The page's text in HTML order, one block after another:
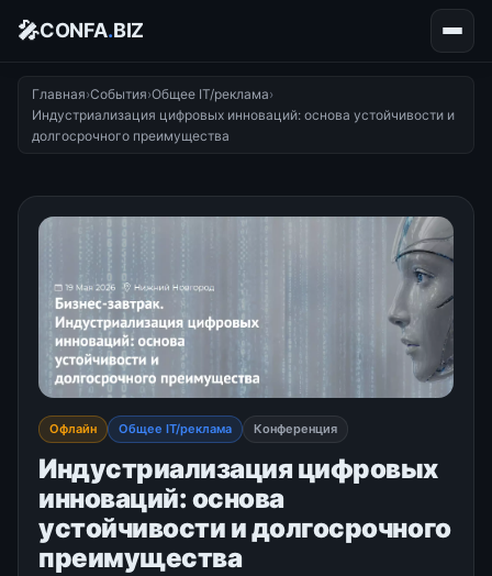
🎤CONFA.BIZ
Главная›События›Общее IT/реклама›
Индустриализация цифровых инноваций: основа устойчивости и
долгосрочного преимущества
Офлайн Общее IT/реклама Конференция
Индустриализация цифровых
инноваций: основа
устойчивости и долгосрочного
преимущества